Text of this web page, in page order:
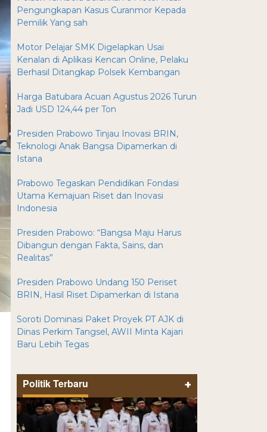
Pengungkapan Kasus Curanmor Kepada
Pemilik Yang sah
Motor Pelajar SMK Digelapkan Usai
Kenalan di Aplikasi Kencan Online, Pelaku
Berhasil Ditangkap Polsek Kembangan
Harga Batubara Acuan Agustus 2026 Turun
Jadi USD 124,44 per Ton
Presiden Prabowo Tinjau Inovasi BRIN,
Teknologi Anak Bangsa Dipamerkan di
Istana
Prabowo Tegaskan Pendidikan Fondasi
Utama Kemajuan Riset dan Inovasi
Indonesia
Presiden Prabowo: “Bangsa Maju Harus
Dibangun dengan Fakta, Sains, dan
Realitas”
Presiden Prabowo Undang 150 Periset
BRIN, Hasil Riset Dipamerkan di Istana
Soroti Dominasi Paket Proyek PT AJK di
Dinas Perkim Tangsel, AWII Minta Kajari
Baru Lebih Tegas
Politik Terbaru +